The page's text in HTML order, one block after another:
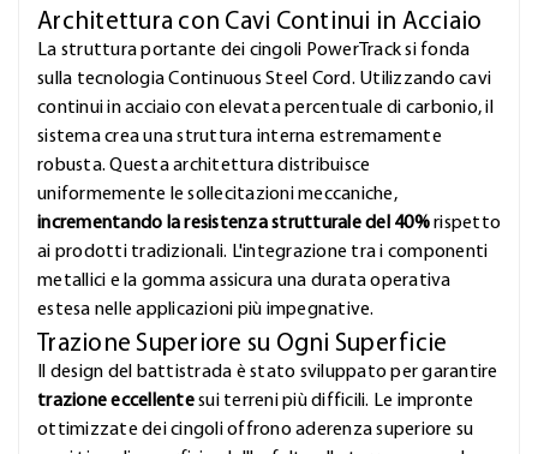
Architettura con Cavi Continui in Acciaio
La struttura portante dei cingoli PowerTrack si fonda
sulla tecnologia Continuous Steel Cord. Utilizzando cavi
continui in acciaio con elevata percentuale di carbonio, il
sistema crea una struttura interna estremamente
robusta. Questa architettura distribuisce
uniformemente le sollecitazioni meccaniche,
incrementando la resistenza strutturale del 40%rispetto
ai prodotti tradizionali. L'integrazione tra i componenti
metallici e la gomma assicura una durata operativa
estesa nelle applicazioni più impegnative.
Trazione Superiore su Ogni Superficie
Il design del battistrada è stato sviluppato per garantire
trazione eccellentesui terreni più difficili. Le impronte
ottimizzate dei cingoli offrono aderenza superiore su